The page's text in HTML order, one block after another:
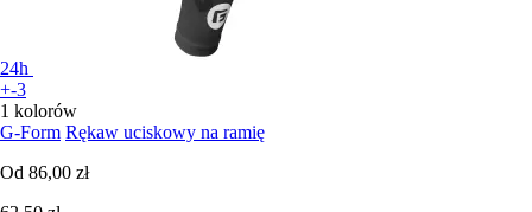
24h
+-3
1 kolorów
G-Form Rękaw uciskowy na ramię
Od 86,00 zł